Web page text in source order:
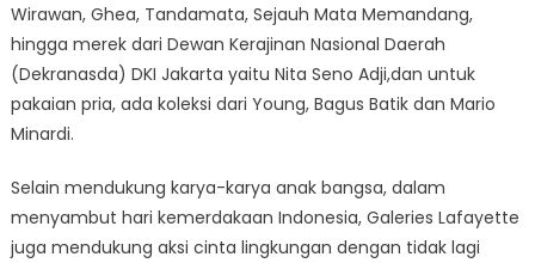
Wirawan, Ghea, Tandamata, Sejauh Mata Memandang,
hingga merek dari Dewan Kerajinan Nasional Daerah
(Dekranasda) DKI Jakarta yaitu Nita Seno Adji,dan untuk
pakaian pria, ada koleksi dari Young, Bagus Batik dan Mario
Minardi.
Selain mendukung karya-karya anak bangsa, dalam
menyambut hari kemerdakaan Indonesia, Galeries Lafayette
juga mendukung aksi cinta lingkungan dengan tidak lagi